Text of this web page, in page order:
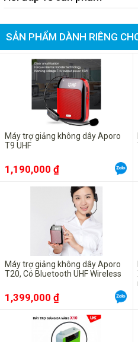
SẢN PHẨM DÀNH RIÊNG
Máy trợ giảng không dây Aporo
T9 UHF
1,190,000 ₫
Máy trợ giảng không dây Aporo
T20, Có Bluetooth UHF Wireless
1,399,000 ₫